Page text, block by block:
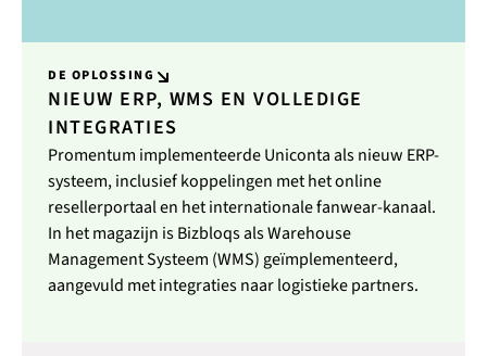
DE OPLOSSING
NIEUW ERP, WMS EN VOLLEDIGE
INTEGRATIES
Promentum implementeerde Uniconta als nieuw ERP-
systeem, inclusief koppelingen met het online
resellerportaal en het internationale fanwear-kanaal.
In het magazijn is Bizbloqs als Warehouse
Management Systeem (WMS) geïmplementeerd,
aangevuld met integraties naar logistieke partners.